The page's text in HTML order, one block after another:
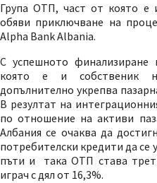
Група ОТП, част от която е
обяви приключване на
Alpha Bank Albania.
С успешното финализиране
която е и собственик
допълнително укрепва
В резултат на
по отношение на активи
Албания се очаква да
потребителски кредити да се
пъти и така ОТП става
играч с дял от 16,3%.